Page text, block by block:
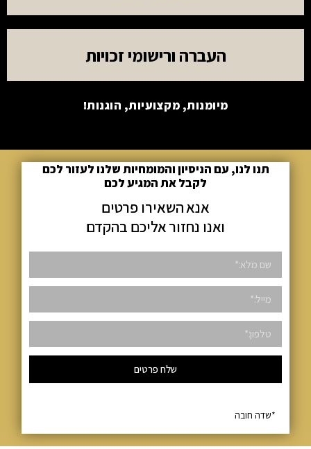
העברה ורישומי זכויות
מיומנות, מקצועיות, הוגנות!
תנו לנו, עם הניסיון והמומחיות שלנו לעזור לכם
לקבל את המגיע לכם
אנא השאירו פרטים
ואנו נחזור אליכם בהקדם
שלח פרטים
*שדה חובה